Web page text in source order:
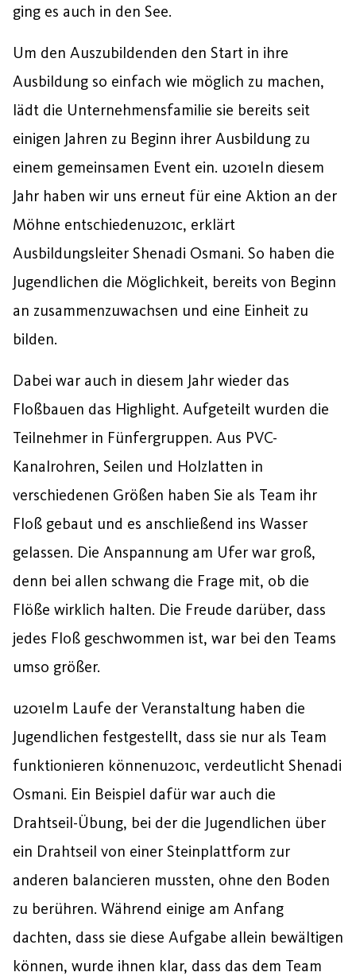
ging es auch in den See.
Um den Auszubildenden den Start in ihre
Ausbildung so einfach wie möglich zu machen,
lädt die Unternehmensfamilie sie bereits seit
einigen Jahren zu Beginn ihrer Ausbildung zu
einem gemeinsamen Event ein. u201eIn diesem
Jahr haben wir uns erneut für eine Aktion an der
Möhne entschiedenu201c, erklärt
Ausbildungsleiter Shenadi Osmani. So haben die
Jugendlichen die Möglichkeit, bereits von Beginn
an zusammenzuwachsen und eine Einheit zu
bilden.
Dabei war auch in diesem Jahr wieder das
Floßbauen das Highlight. Aufgeteilt wurden die
Teilnehmer in Fünfergruppen. Aus PVC-
Kanalrohren, Seilen und Holzlatten in
verschiedenen Größen haben Sie als Team ihr
Floß gebaut und es anschließend ins Wasser
gelassen. Die Anspannung am Ufer war groß,
denn bei allen schwang die Frage mit, ob die
Flöße wirklich halten. Die Freude darüber, dass
jedes Floß geschwommen ist, war bei den Teams
umso größer.
u201eIm Laufe der Veranstaltung haben die
Jugendlichen festgestellt, dass sie nur als Team
funktionieren könnenu201c, verdeutlicht Shenadi
Osmani. Ein Beispiel dafür war auch die
Drahtseil-Übung, bei der die Jugendlichen über
ein Drahtseil von einer Steinplattform zur
anderen balancieren mussten, ohne den Boden
zu berühren. Während einige am Anfang
dachten, dass sie diese Aufgabe allein bewältigen
können, wurde ihnen klar, dass das dem Team